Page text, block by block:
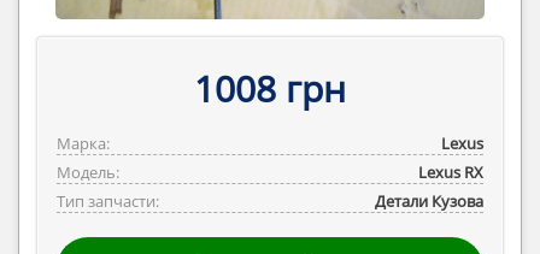
1008 грн
Марка:
Lexus
Модель:
Lexus RX
Тип запчасти:
Детали Кузова